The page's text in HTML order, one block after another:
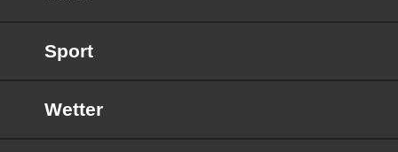
Sport
Wetter